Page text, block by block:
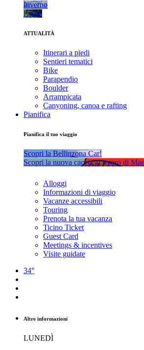
Inverno
Estate
ATTUALITÀ
Itinerari a piedi
Sentieri tematici
Bike
Parapendio
Boulder
Arrampicata
Canyoning, canoa e rafting
Pianifica
Pianifica il tuo viaggio
Scopri la Bellinzona Car!
Scopri la nuova caccia al tesoro di
Alloggi
Informazioni di viaggio
Vacanze accessibili
Touring
Prenota la tua vacanza
Ticino Ticket
Guest Card
Meetings & incentives
Visite guidate
34°
Altre informazioni
LUNEDÌ